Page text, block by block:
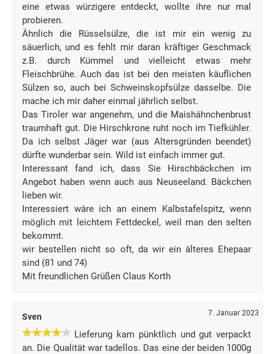
eine etwas würzigere entdeckt, wollte ihre nur mal
probieren.
Ähnlich die Rüsselsülze, die ist mir ein wenig zu
säuerlich, und es fehlt mir daran kräftiger Geschmack
z.B. durch Kümmel und vielleicht etwas mehr
Fleischbrühe. Auch das ist bei den meisten käuflichen
Sülzen so, auch bei Schweinskopfsülze dasselbe. Die
mache ich mir daher einmal jährlich selbst.
Das Tiroler war angenehm, und die Maishähnchenbrust
traumhaft gut. Die Hirschkrone ruht noch im Tiefkühler.
Da ich selbst Jäger war (aus Altersgründen beendet)
dürfte wunderbar sein. Wild ist einfach immer gut.
Interessant fand ich, dass Sie Hirschbäckchen im
Angebot haben wenn auch aus Neuseeland. Bäckchen
lieben wir.
Interessiert wäre ich an einem Kalbstafelspitz, wenn
möglich mit leichtem Fettdeckel, weil man den selten
bekommt.
wir bestellen nicht so oft, da wir ein älteres Ehepaar
sind (81 und 74)
Mit freundlichen Grüßen Claus Korth
Sven 7. Januar 2023
Lieferung kam pünktlich und gut verpackt
an. Die Qualität war tadellos. Das eine der beiden 1000g